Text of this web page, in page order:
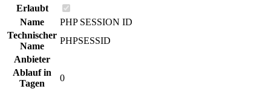
Erlaubt
Name
PHP SESSION ID
Technischer
Name
PHPSESSID
Anbieter
Ablauf in
Tagen
0